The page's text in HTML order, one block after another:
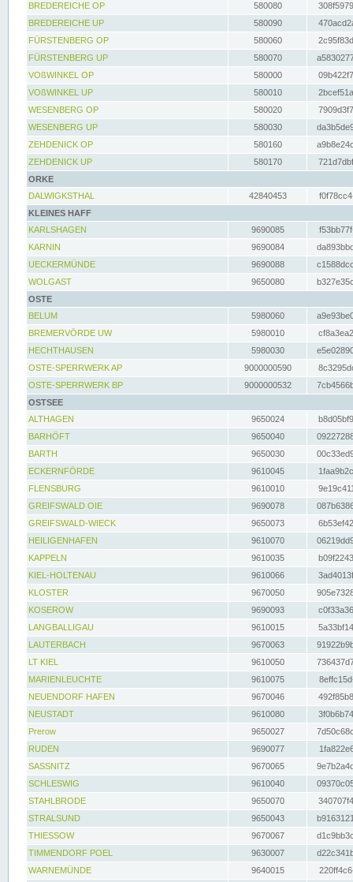
BREDEREICHE OP
580080
BREDEREICHE UP
580090
FÜRSTENBERG OP
580060
FÜRSTENBERG UP
580070
VOßWINKEL OP
580000
VOßWINKEL UP
580010
WESENBERG OP
580020
WESENBERG UP
580030
ZEHDENICK OP
580160
ZEHDENICK UP
580170
ORKE
DALWIGKSTHAL
42840453
KLEINES HAFF
KARLSHAGEN
9690085
KARNIN
9690084
UECKERMÜNDE
9690088
WOLGAST
9650080
OSTE
BELUM
5980060
BREMERVÖRDE UW
5980010
HECHTHAUSEN
5980030
OSTE-SPERRWERK AP
9000000590
OSTE-SPERRWERK BP
9000000532
OSTSEE
ALTHAGEN
9650024
BARHÖFT
9650040
BARTH
9650030
ECKERNFÖRDE
9610045
FLENSBURG
9610010
GREIFSWALD OIE
9690078
GREIFSWALD-WIECK
9650073
HEILIGENHAFEN
9610070
KAPPELN
9610035
KIEL-HOLTENAU
9610066
KLOSTER
9670050
KOSEROW
9690093
LANGBALLIGAU
9610015
LAUTERBACH
9670063
LT KIEL
9610050
MARIENLEUCHTE
9610075
NEUENDORF HAFEN
9670046
NEUSTADT
9610080
Prerow
9650027
RUDEN
9690077
SASSNITZ
9670065
SCHLESWIG
9610040
STAHLBRODE
9650070
STRALSUND
9650043
THIESSOW
9670067
TIMMENDORF POEL
9630007
WARNEMÜNDE
9640015